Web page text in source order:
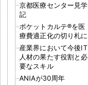
京都医療センター見学
記
ポケットカルテ®を医
療費適正化の切り札に
産業界において今後IT
人材の果たす役割と必
要なスキル
ANIAが30周年